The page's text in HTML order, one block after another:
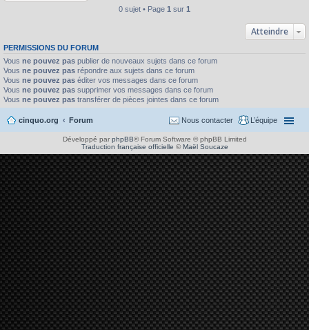
0 sujet • Page 1 sur 1
Atteindre
PERMISSIONS DU FORUM
Vous ne pouvez pas publier de nouveaux sujets dans ce forum
Vous ne pouvez pas répondre aux sujets dans ce forum
Vous ne pouvez pas éditer vos messages dans ce forum
Vous ne pouvez pas supprimer vos messages dans ce forum
Vous ne pouvez pas transférer de pièces jointes dans ce forum
cinquo.org Forum L’équipe
Nous contacter
Développé par phpBB® Forum Software © phpBB Limited
Traduction française officielle ©Maël Soucaze